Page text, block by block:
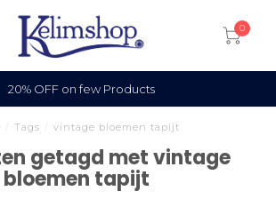
0
20% OFF on few Products
Tags vintage bloemen tapijt
getagd met vintage
bloemen tapijt